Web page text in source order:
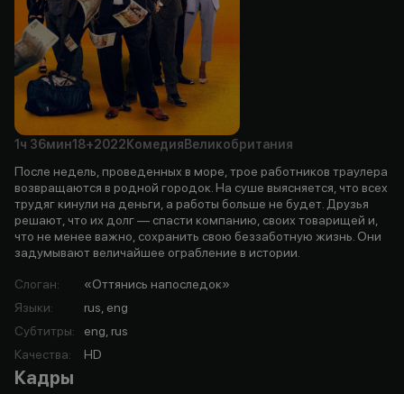
1ч 36мин18+2022 Комедия Великобритания
После недель, проведенных в море, трое работников траулера
возвращаются в родной городок. На суше выясняется, что всех
трудяг кинули на деньги, а работы больше не будет. Друзья
решают, что их долг — спасти компанию, своих товарищей и,
что не менее важно, сохранить свою беззаботную жизнь. Они
задумывают величайшее ограбление в истории.
Слоган:
«Оттянись напоследок»
Языки:
rus, eng
Субтитры:
eng, rus
Качества: HD
Кадры